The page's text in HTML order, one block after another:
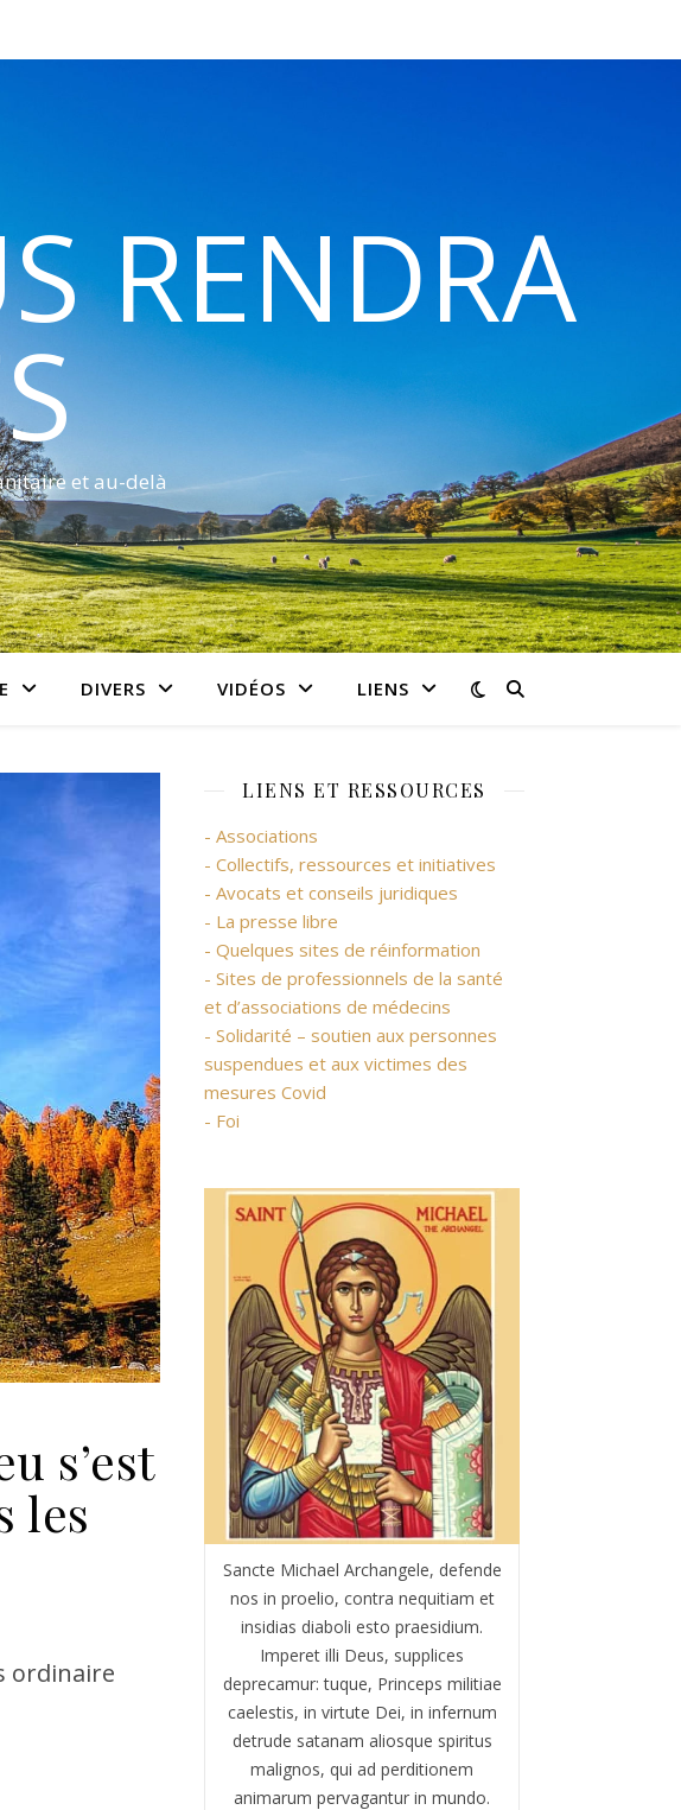
RENDRA
et au-delà
DIVERS VIDÉOS LIENS
s’est
les
ordinaire
LIENS ET RESSOURCES
- Associations
- Collectifs, ressources et initiatives
- Avocats et conseils juridiques
- La presse libre
- Quelques sites de réinformation
- Sites de professionnels de la santé
et d’associations de médecins
- Solidarité – soutien aux personnes
suspendues et aux victimes des
mesures Covid
- Foi
Sancte Michael Archangele, defende
nos in proelio, contra nequitiam et
insidias diaboli esto praesidium.
Imperet illi Deus, supplices
deprecamur: tuque, Princeps militiae
caelestis, in virtute Dei, in infernum
detrude satanam aliosque spiritus
malignos, qui ad perditionem
animarum pervagantur in mundo.